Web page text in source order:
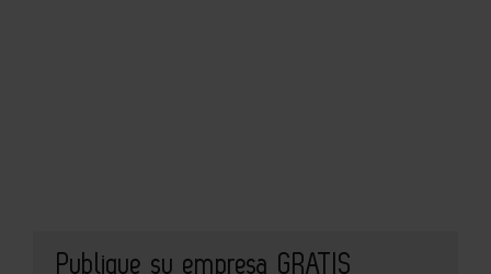
Publique su empresa GRATIS